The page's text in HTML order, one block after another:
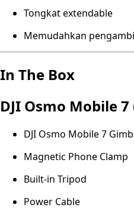
Tongkat extendable
Memudahkan
In The Box
DJI Osmo Mobile 7
DJI Osmo Mobile 7
Magnetic Phone Clamp
Built-in Tripod
Power Cable